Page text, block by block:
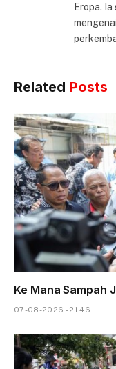
Eropa.
Related Posts
Ke Mana Sampah
07-08-2026 - 21.46